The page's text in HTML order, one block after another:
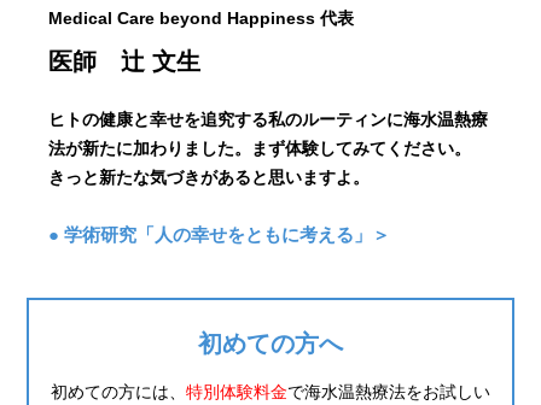
Medical Care beyond Happiness 代表
医師 辻 文生
ヒトの健康と幸せを追究する私のルーティンに海水温熱療
法が新たに加わりました。まず体験してみてください。
きっと新たな気づきがあると思いますよ。
● 学術研究「人の幸せをともに考える」＞
初めての方へ
初めての方には、 特別体験料金で海水温熱療法をお試しい